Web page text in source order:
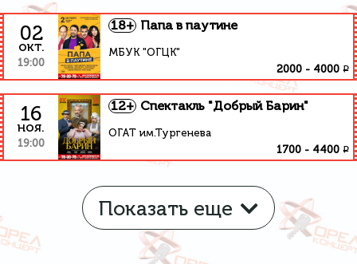
02
окт.
19:00
18+ Папа в паутине
МБУК "ОГЦК"
2000 - 4000 ₽
16
ноя.
19:00
12+ Спектакль "Добрый Барин"
ОГАТ им.Тургенева
1700 - 4400 ₽
Показать еще